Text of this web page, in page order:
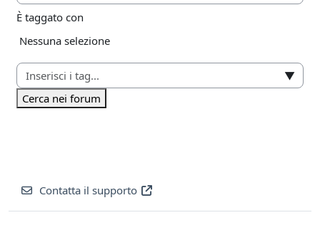
È taggato con
Elementi selezionati:
Nessuna selezione
▼
Cerca nei forum
Contatta il supporto